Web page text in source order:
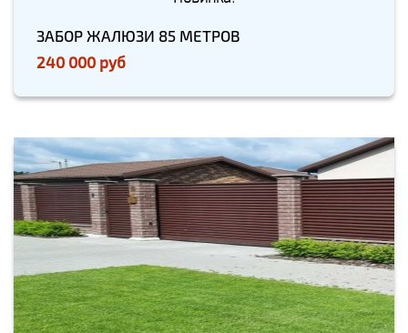
ЗАБОР ЖАЛЮЗИ 85 МЕТРОВ
240 000 руб